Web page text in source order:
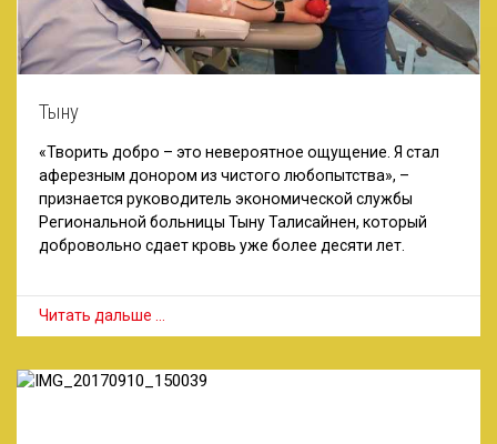
Тыну
«Творить добро – это невероятное ощущение. Я стал
аферезным донором из чистого любопытства», –
признается руководитель экономической службы
Региональной больницы Тыну Талисайнен, который
добровольно сдает кровь уже более десяти лет.
Читать дальше …